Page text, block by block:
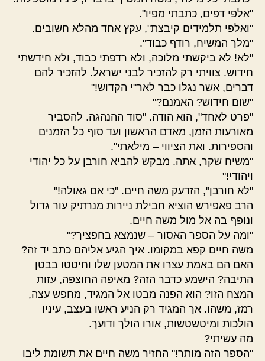
"אלפי דפים, כתבתי מפיו".
"ואלפי תלמידים קיבצת", עקץ אחד מהלא חשובים.
"מלך המשיח, רודף כבוד".
"לא! לא ביקשתי מלוכה, ולא רדפתי כבוד, ולא חידשתי
חידוש. צוויתי רק להזכיר לבני ישראל. להזכיר להם
דברים, אשר נגלו כבר לאר"י הקדוש!"
"שום חידוש? האמנם?"
"פרט לאחד", הוא הודה. "סוד ההנהגה. להסביר
מאורעות הזמן, מאדם הראשון ועד סוף כל הזמנים
והספירות. ואת הציווי – מילאתי".
"משיח שקר, אתה. מבקש להביא חורבן על כל יהודי
ויהודי!"
"לא חורבן", הזדעק משה חיים. "כי אם גאולה!"
הרב פאפירש הוציא חבילת ניירות מנרתיק עור גדול
ונופף בה אל מול משה חיים.
"ומה על הספר האסור – שנמצא בחפציך?"
משה חיים קפא במקומו. איך הגיע אליהם כתב יד זה?
האם הם באמת עצרו את המטען שלו וחיטטו בבטן
התיבה? הישמע כדבר הזה? מאיפה החוצפה, עזות
המצח הזו? הוא הפנה מבטו אל המגיד, מחפש עצה,
רמז, משהו. אך המגיד רק הניע ראשו בעצב, עיניו
הולכות ומיטשטשות, אורו הולך ודועך.
מה עשיתי?
"הספר הזה מותר!" החזיר משה חיים את תשומת ליבו